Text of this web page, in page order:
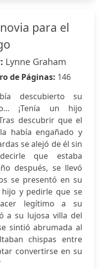
para el
Lynne Graham
de Páginas: 146
descubierto su
¡Tenía un hijo
descubrir que el
había engañado y
se alejó de él sin
que estaba
después, se llevó
se presentó en su
y pedirle que se
legítimo a su
a su lujosa villa del
sintió abrumada al
chispas entre
convertirse en su